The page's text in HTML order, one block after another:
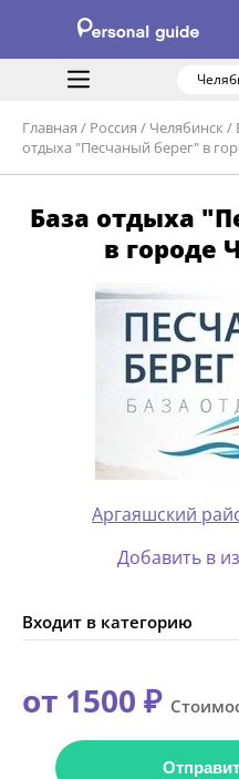
Главная / Россия / Челябинск /
отдыха "Песчаный берег" в
База отдыха
в городе
Аргаяшский
Добавить в
Входит в категорию
от 1500 ₽